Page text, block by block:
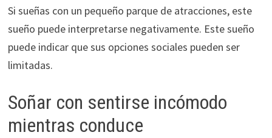
Si sueñas con un pequeño parque de atracciones, este
sueño puede interpretarse negativamente. Este sueño
puede indicar que sus opciones sociales pueden ser
limitadas.
Soñar con sentirse incómodo
mientras conduce